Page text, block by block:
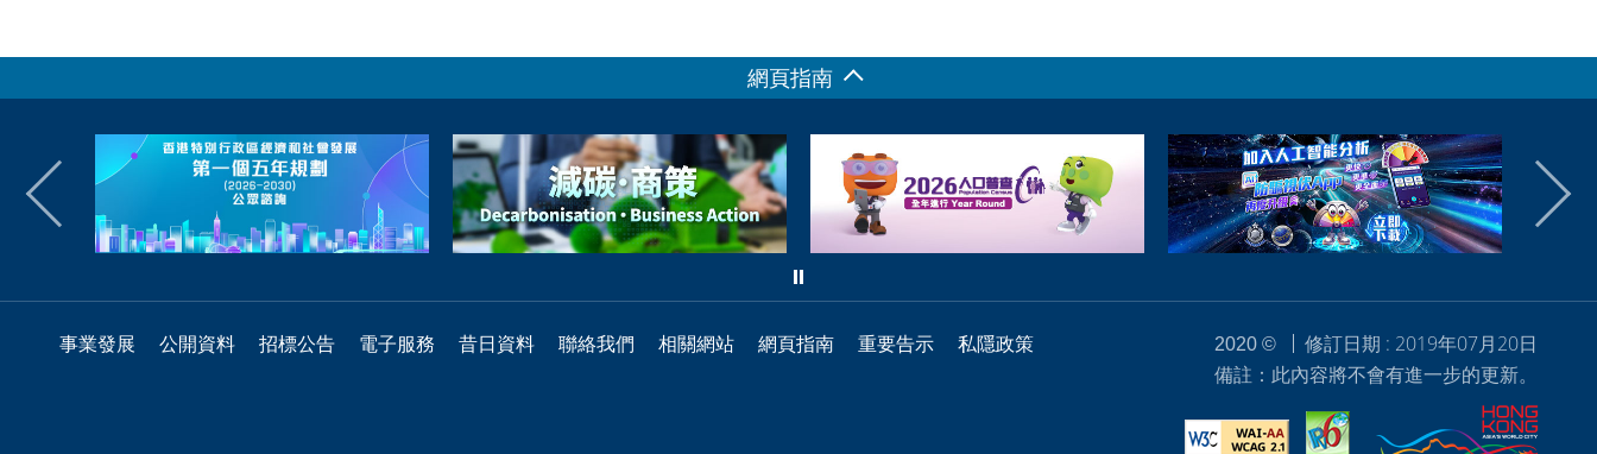
網頁指南
事業發展 公開資料 招標公告 電子服務 昔日資料 聯絡我們 相關網站 網頁指南 重要告示 私隱政策 2020 ©
修訂日期 : 2019年07月20日
備註：此內容將不會有進一步的更新。